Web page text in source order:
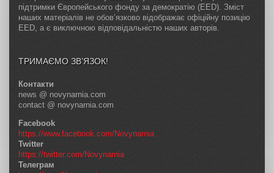
підтримки Європейського фонду за демократію (EED). Зміст
наших матеріалів не обов’язково відображає офіційну позицію
EED, а є виключною відповідальністю наших авторів.
ТРИМАЄМО ЗВ’ЯЗОК!
Контакти
news @ novynarnia.com
contact @ novynarnia.com
Facebook
https://www.facebook.com/Novynarnia
Twitter
https://twitter.com/Novynarnia
Телеграм